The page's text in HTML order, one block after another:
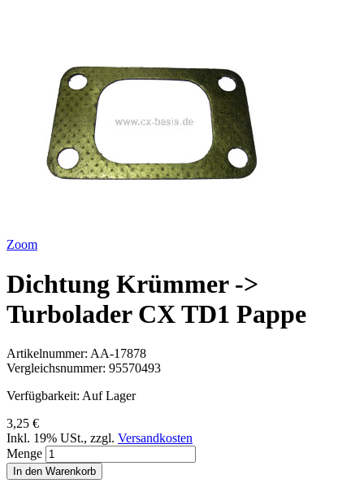
Zoom
Dichtung Krümmer ->
Turbolader CX TD1 Pappe
Artikelnummer: AA-17878
Vergleichsnummer: 95570493
Verfügbarkeit: Auf Lager
3,25 €
Inkl. 19% USt., zzgl. Versandkosten
Menge
In den Warenkorb